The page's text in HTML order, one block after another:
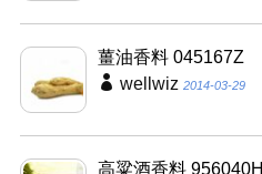
薑油香料 045167Z
wellwiz 2014-03-29
高粱酒香料 956040H